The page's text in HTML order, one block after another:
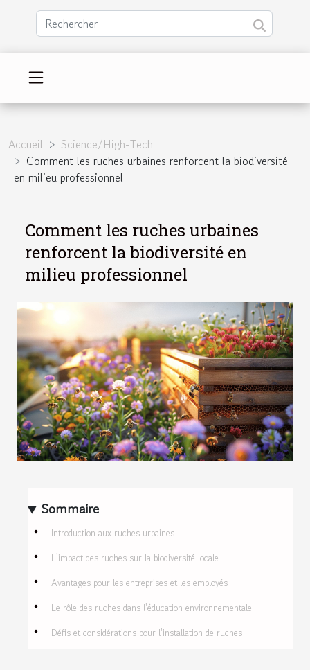
Accueil
Science/High-Tech
Comment les ruches urbaines renforcent la biodiversité
en milieu professionnel
Comment les ruches urbaines
renforcent la biodiversité en
milieu professionnel
Sommaire
Introduction aux ruches urbaines
L'impact des ruches sur la biodiversité locale
Avantages pour les entreprises et les employés
Le rôle des ruches dans l'éducation environnementale
Défis et considérations pour l'installation de ruches